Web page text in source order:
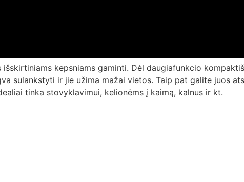
kepsniams gaminti. Dėl daugiafunkcio
sulankstyti ir jie užima mažai vietos. Taip pat galite juos
tinka stovyklavimui, kelionėms į kaimą, kalnus ir kt.